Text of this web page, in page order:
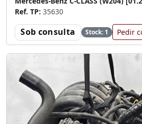
Ref. TP: 35630
Sob consulta Stock: 1 Pedir